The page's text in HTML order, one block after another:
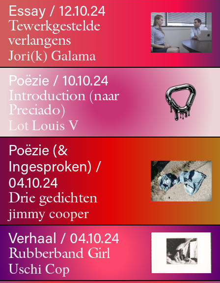
Essay / 12.10.24
Tewerkgestelde
verlangens
Jori(k) Galama
Poëzie / 10.10.24
Introduction (naar
Preciado)
Lot Louis V
Poëzie (&
Ingesproken) /
04.10.24
Drie gedichten
jimmy cooper
Verhaal / 04.10.24
Rubberband Girl
Uschi Cop